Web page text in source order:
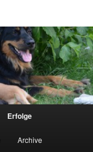
Erfolge
Archive